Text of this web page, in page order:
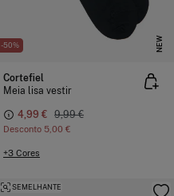
-50% NEW
Cortefiel
Meia lisa vestir
4,99 € 9,99 €
Desconto 5,00 €
+3 Cores
SEMELHANTE